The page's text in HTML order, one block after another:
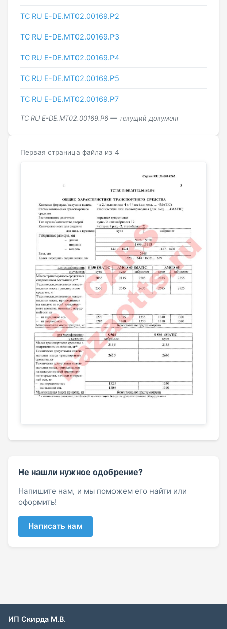
ТС RU Е-DE.МТ02.00169.Р2
ТС RU Е-DE.МТ02.00169.Р3
ТС RU Е-DE.МТ02.00169.Р4
ТС RU Е-DE.МТ02.00169.Р5
ТС RU Е-DE.МТ02.00169.Р7
ТС RU Е-DE.МТ02.00169.Р6 — текущий документ
Первая страница файла из 4
Не нашли нужное одобрение?
Напишите нам, и мы поможем его найти или
оформить!
Написать нам
ИП Скирда М.В.